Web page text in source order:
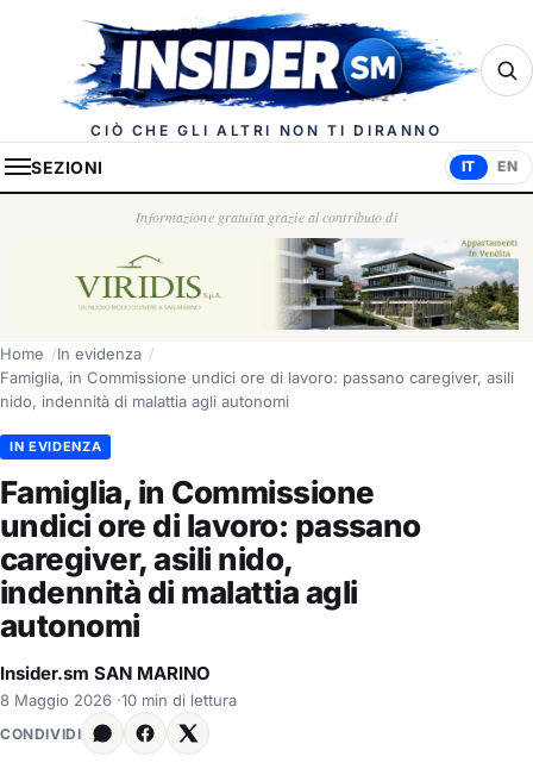
Insider.sm
CIÒ CHE GLI ALTRI NON TI DIRANNO
SEZIONI IT EN
Informazione gratuita grazie al contributo di
Home
In evidenza
Famiglia, in Commissione undici ore di lavoro: passano caregiver, asili
nido, indennità di malattia agli autonomi
IN EVIDENZA
Famiglia, in Commissione
undici ore di lavoro: passano
caregiver, asili nido,
indennità di malattia agli
autonomi
Insider.sm SAN MARINO
8 Maggio 2026 ·10 min di lettura
CONDIVIDI